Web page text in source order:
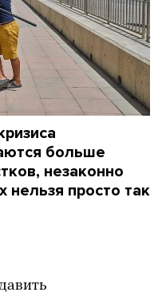
больше
незаконно
нельзя просто так